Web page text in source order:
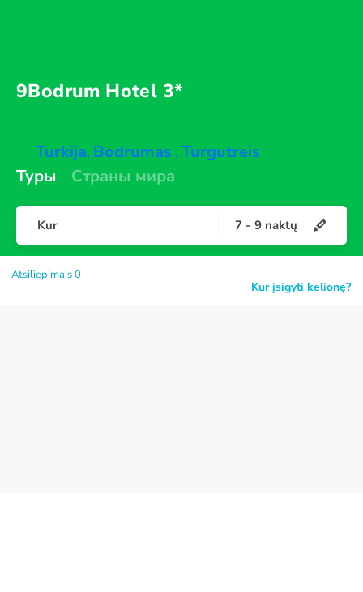
9Bodrum Hotel 3*
Turkija, Bodrumas , Turgutreis
Туры
Страны мира
Kur 7 - 9 naktų
Kur įsigyti kelionę?
Atsiliepimais 0